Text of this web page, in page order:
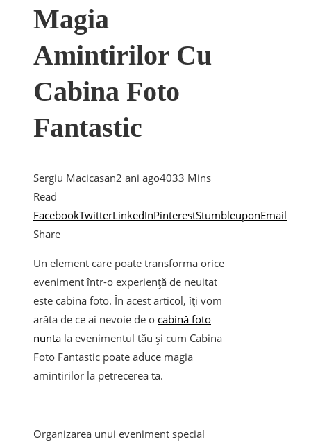
Magia
Amintirilor Cu
Cabina Foto
Fantastic
Sergiu Macicasan2 ani ago4033 Mins
Read
FacebookTwitterLinkedInPinterestStumbleuponEmail
Share
Un element care poate transforma orice
eveniment într-o experiență de neuitat
este cabina foto. În acest articol, îți vom
arăta de ce ai nevoie de o cabină foto
nunta la evenimentul tău și cum Cabina
Foto Fantastic poate aduce magia
amintirilor la petrecerea ta.
Organizarea unui eveniment special